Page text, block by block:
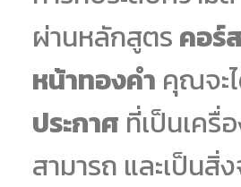
ผ่านหลักสูตร คอร์
หน้าทองคำ คุณจะ
ประกาศ ที่เป็นเครื่
สามารถ และเป็นสิ่